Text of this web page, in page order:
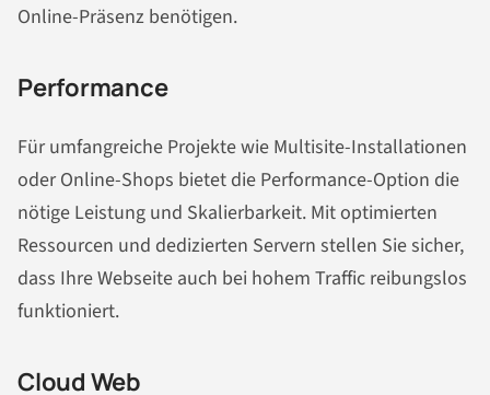
Online-Präsenz benötigen.
Performance
Für umfangreiche Projekte wie Multisite-Installationen
oder Online-Shops bietet die Performance-Option die
nötige Leistung und Skalierbarkeit. Mit optimierten
Ressourcen und dedizierten Servern stellen Sie sicher,
dass Ihre Webseite auch bei hohem Traffic reibungslos
funktioniert.
Cloud Web